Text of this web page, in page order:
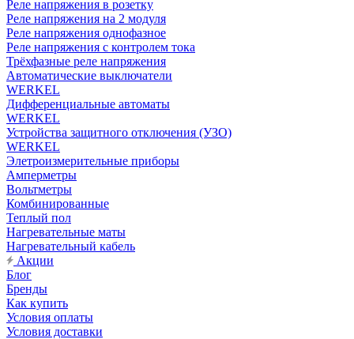
Реле напряжения в розетку
Реле напряжения на 2 модуля
Реле напряжения однофазное
Реле напряжения с контролем тока
Трёхфазные реле напряжения
Автоматические выключатели
WERKEL
Дифференциальные автоматы
WERKEL
Устройства защитного отключения (УЗО)
WERKEL
Элетроизмерительные приборы
Амперметры
Вольтметры
Комбинированные
Теплый пол
Нагревательные маты
Нагревательный кабель
Акции
Блог
Бренды
Как купить
Условия оплаты
Условия доставки